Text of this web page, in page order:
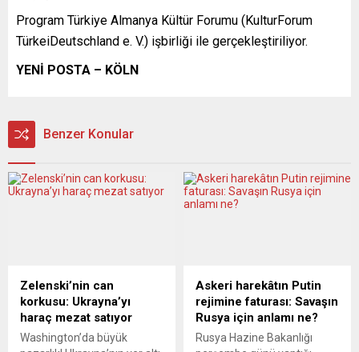
Program Türkiye Almanya Kültür Forumu (KulturForum
TürkeiDeutschland e. V.) işbirliği ile gerçekleştiriliyor.
YENİ POSTA – KÖLN
Benzer Konular
Zelenski’nin can
korkusu: Ukrayna’yı
haraç mezat satıyor
Washington’da büyük
Askeri harekâtın Putin
rejimine faturası: Savaşın
Rusya için anlamı ne?
Rusya Hazine Bakanlığı